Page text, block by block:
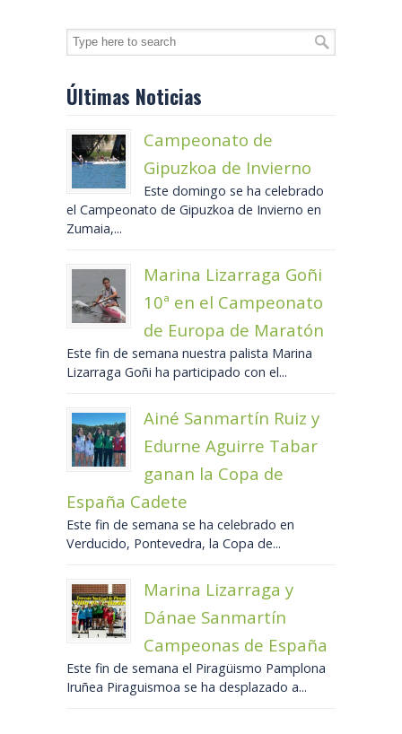
Últimas Noticias
Campeonato de
Gipuzkoa de Invierno
Este domingo se ha celebrado
el Campeonato de Gipuzkoa de Invierno en
Zumaia,...
Marina Lizarraga Goñi
10ª en el Campeonato
de Europa de Maratón
Este fin de semana nuestra palista Marina
Lizarraga Goñi ha participado con el...
Ainé Sanmartín Ruiz y
Edurne Aguirre Tabar
ganan la Copa de
España Cadete
Este fin de semana se ha celebrado en
Verducido, Pontevedra, la Copa de...
Marina Lizarraga y
Dánae Sanmartín
Campeonas de España
Este fin de semana el Piragüismo Pamplona
Iruñea Piraguismoa se ha desplazado a...